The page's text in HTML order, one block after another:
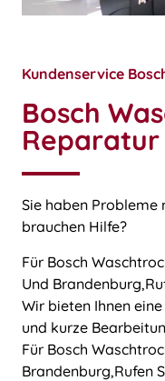
Kundenservice
Bosch
Reparatur
Sie haben Probleme
brauchen Hilfe?
Für Bosch
Und
Wir bieten Ihnen
und kurze
Für Bosch
Brandenburg,Rufen